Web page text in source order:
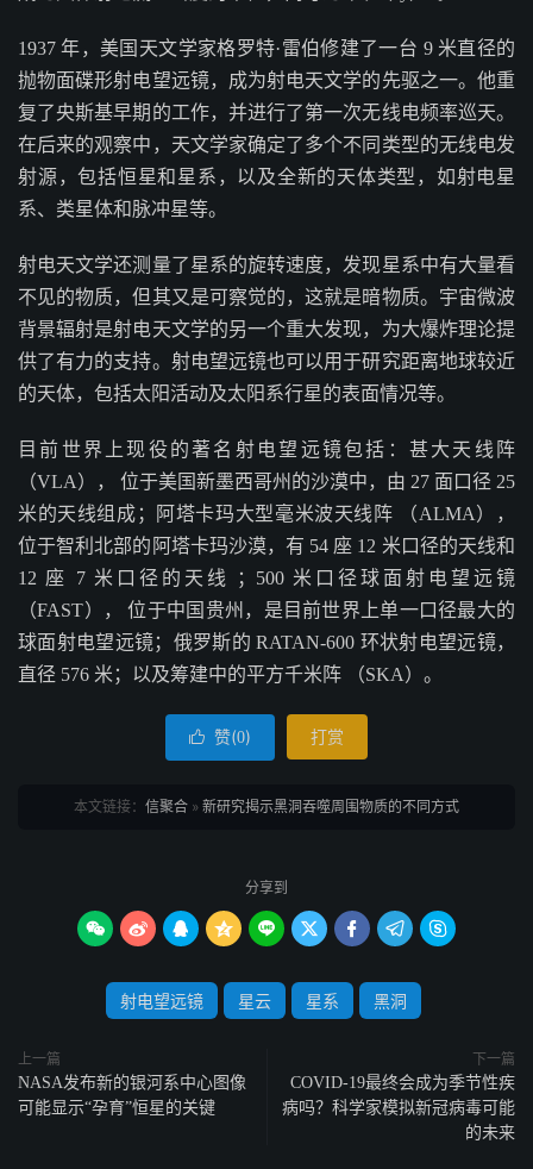
1937 年，美国天文学家格罗特·雷伯修建了一台 9 米直径的
抛物面碟形射电望远镜，成为射电天文学的先驱之一。他重
复了央斯基早期的工作，并进行了第一次无线电频率巡天。
在后来的观察中，天文学家确定了多个不同类型的无线电发
射源，包括恒星和星系，以及全新的天体类型，如射电星
系、类星体和脉冲星等。
射电天文学还测量了星系的旋转速度，发现星系中有大量看
不见的物质，但其又是可察觉的，这就是暗物质。宇宙微波
背景辐射是射电天文学的另一个重大发现，为大爆炸理论提
供了有力的支持。射电望远镜也可以用于研究距离地球较近
的天体，包括太阳活动及太阳系行星的表面情况等。
目前世界上现役的著名射电望远镜包括：甚大天线阵
（VLA）， 位于美国新墨西哥州的沙漠中，由 27 面口径 25
米的天线组成；阿塔卡玛大型毫米波天线阵 （ALMA），
位于智利北部的阿塔卡玛沙漠，有 54 座 12 米口径的天线和
12 座 7 米口径的天线 ；500 米口径球面射电望远镜
（FAST）， 位于中国贵州，是目前世界上单一口径最大的
球面射电望远镜；俄罗斯的 RATAN-600 环状射电望远镜，
直径 576 米；以及筹建中的平方千米阵 （SKA）。
 赞(0) 打赏
本文链接： 信聚合 » 新研究揭示黑洞吞噬周围物质的不同方式
分享到
        
射电望远镜 星云 星系 黑洞
上一篇
NASA发布新的银河系中心图像
可能显示“孕育”恒星的关键
下一篇
COVID-19最终会成为季节性疾
病吗？科学家模拟新冠病毒可能
的未来